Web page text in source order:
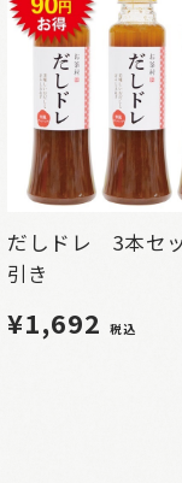
だしドレ 3本セ
引き
¥1,692 税込